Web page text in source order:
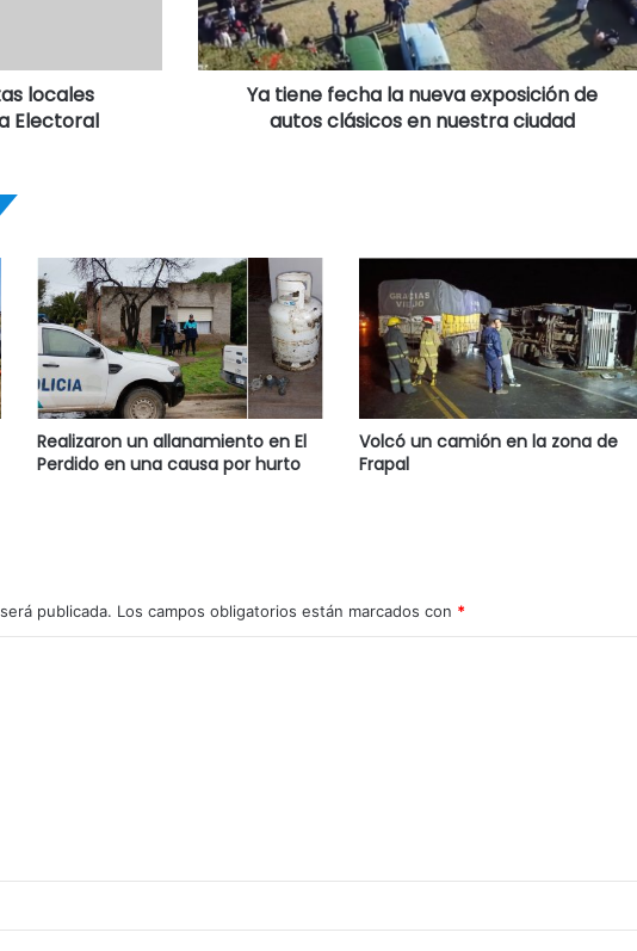
locales
Electoral
Ya tiene fecha la nueva exposición de
autos clásicos en nuestra ciudad
Realizaron un allanamiento en El
Perdido en una causa por hurto
Volcó un camión en la zona de
Frapal
publicada. Los campos obligatorios están marcados con *